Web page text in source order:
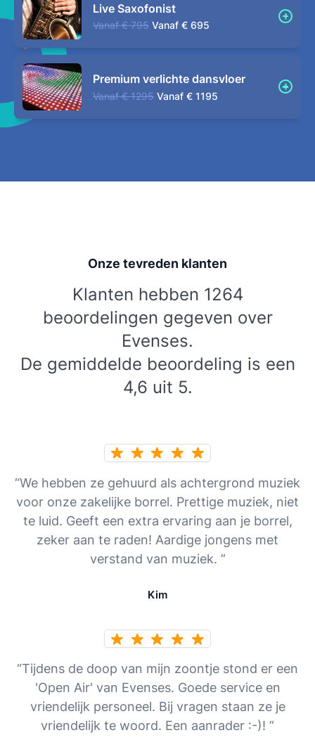
Live Saxofonist
Vanaf € 795 Vanaf € 695
Premium verlichte dansvloer
Vanaf € 1295 Vanaf € 1195
Onze tevreden klanten
Klanten hebben 1264
beoordelingen gegeven over
Evenses.
De gemiddelde beoordeling is een
4,6 uit 5.
“We hebben ze gehuurd als achtergrond muziek
voor onze zakelijke borrel. Prettige muziek, niet
te luid. Geeft een extra ervaring aan je borrel,
zeker aan te raden! Aardige jongens met
verstand van muziek. ”
Kim
“Tijdens de doop van mijn zoontje stond er een
'Open Air' van Evenses. Goede service en
vriendelijk personeel. Bij vragen staan ze je
vriendelijk te woord. Een aanrader :-)! ”